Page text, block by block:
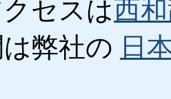
セスは西
弊社の 日